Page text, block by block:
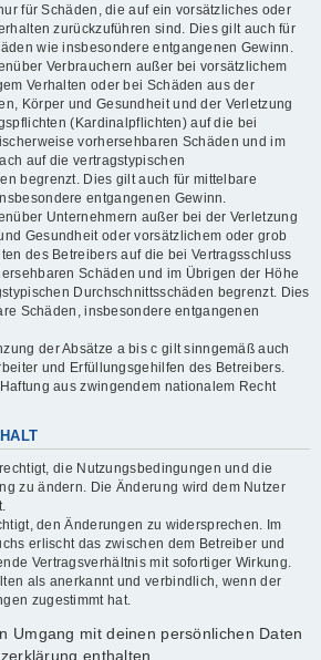
für Schäden, die auf ein vorsätzliches oder
zurückzuführen sind. Dies gilt auch für
wie insbesondere entgangenen Gewinn.
Verbrauchern außer bei vorsätzlichem
Verhalten oder bei Schäden aus der
Körper und Gesundheit und der Verletzung
(Kardinalpflichten) auf die bei
vorhersehbaren Schäden und im
auf die vertragstypischen
begrenzt. Dies gilt auch für mittelbare
entgangenen Gewinn.
Unternehmern außer bei der Verletzung
Gesundheit oder vorsätzlichem oder grob
des Betreibers auf die bei Vertragsschluss
Schäden und im Übrigen der Höhe
Durchschnittsschäden begrenzt. Dies
Schäden, insbesondere entgangenen
der Absätze a bis c gilt sinngemäß auch
und Erfüllungsgehilfen des Betreibers.
aus zwingendem nationalem Recht
die Nutzungsbedingungen und die
zu ändern. Die Änderung wird dem Nutzer
den Änderungen zu widersprechen. Im
erlischt das zwischen dem Betreiber und
Vertragsverhältnis mit sofortiger Wirkung.
als anerkannt und verbindlich, wenn der
zugestimmt hat.
Umgang mit deinen persönlichen Daten
enthalten.